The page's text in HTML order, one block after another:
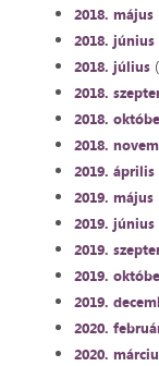
2018. május
2018. június
2018. július
2018.
2018.
2018.
2019. április
2019. május
2019. június
2019.
2019.
2019.
2020.
2020.